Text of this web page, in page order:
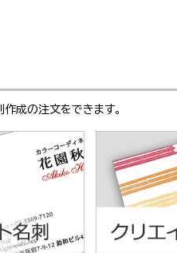
成の注文をできます。